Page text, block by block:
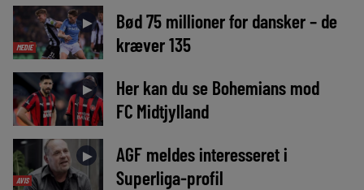
MEDIE
►
Bød 75 millioner for dansker – de
kræver 135
►
Her kan du se Bohemians mod
FC Midtjylland
AVIS
►
AGF meldes interesseret i
Superliga-profil